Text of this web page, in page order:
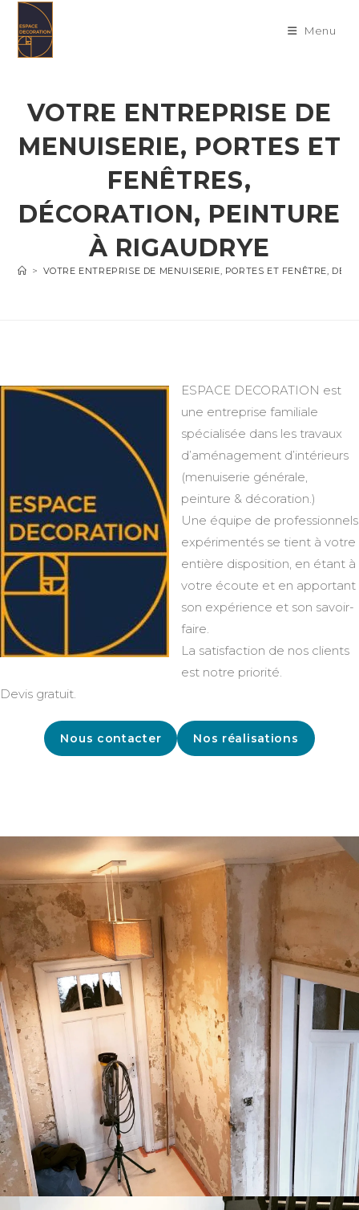
content
Menu
VOTRE ENTREPRISE DE
MENUISERIE, PORTES ET
FENÊTRES,
DÉCORATION, PEINTURE
À RIGAUDRYE
> VOTRE ENTREPRISE DE MENUISERIE, PORTES ET FENÊTRE,
ESPACE DECORATION est
une entreprise familiale
spécialisée dans les travaux
d’aménagement d’intérieurs
(menuiserie générale,
peinture & décoration.)
Une équipe de professionnels
expérimentés se tient à votre
entière disposition, en étant à
votre écoute et en apportant
son expérience et son savoir-
faire.
La satisfaction de nos clients
est notre priorité.
Devis gratuit.
Nous contacter Nos réalisations